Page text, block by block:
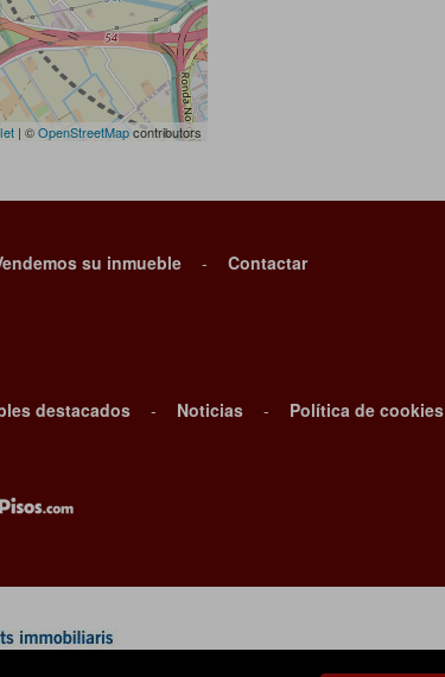
| ©OpenStreetMapcontributors
su inmueble - Contactar
destacados - Noticias - Política de cookies